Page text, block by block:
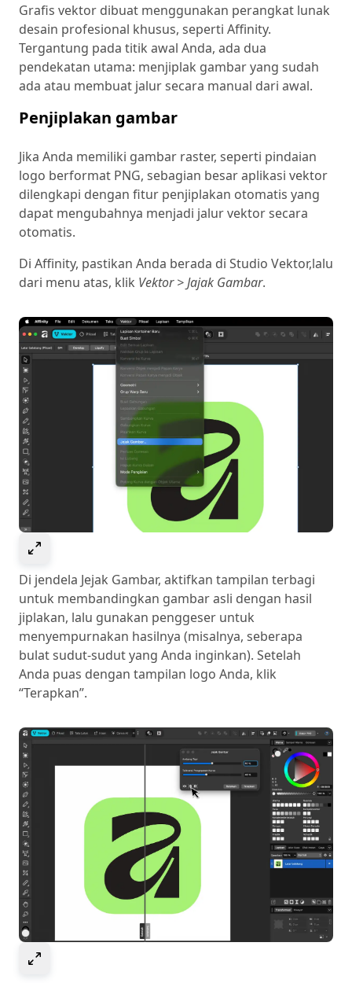
Grafis vektor dibuat menggunakan perangkat lunak
desain profesional khusus, seperti Affinity.
Tergantung pada titik awal Anda, ada dua
pendekatan utama: menjiplak gambar yang sudah
ada atau membuat jalur secara manual dari awal.
Penjiplakan gambar
Jika Anda memiliki gambar raster, seperti pindaian
logo berformat PNG, sebagian besar aplikasi vektor
dilengkapi dengan fitur penjiplakan otomatis yang
dapat mengubahnya menjadi jalur vektor secara
otomatis.
Di Affinity, pastikan Anda berada di Studio Vektor,lalu
dari menu atas, klik Vektor > Jajak Gambar.
Di jendela Jejak Gambar, aktifkan tampilan terbagi
untuk membandingkan gambar asli dengan hasil
jiplakan, lalu gunakan penggeser untuk
menyempurnakan hasilnya (misalnya, seberapa
bulat sudut-sudut yang Anda inginkan). Setelah
Anda puas dengan tampilan logo Anda, klik
“Terapkan”.